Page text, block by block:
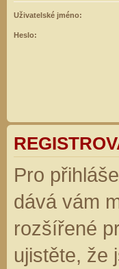
Uživatelské jméno:
Heslo:
Pro
dává vám
rozšířené
ujistěte, že